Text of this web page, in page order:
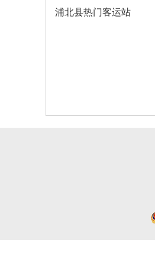
浦北县热门客运站